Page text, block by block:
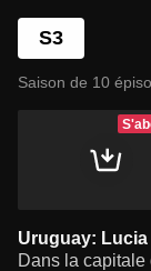
S3
Saison de 10
Uruguay: Lucia
Dans la capitale